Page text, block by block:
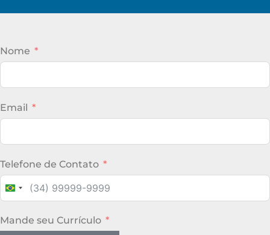
Nome
Email
Telefone de Contato
Brazil +55
Mande seu Currículo